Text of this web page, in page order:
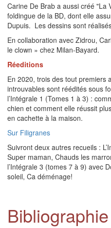
Carine De Brab a aussi créé "La
foldingue de la BD, dont elle
Dupuis. Les dessins sont
En collaboration avec Zidrou,
le clown » chez Milan-Bayard.
Réeditions
En 2020, trois des tout premiers
introuvables sont réédités sous
l’Intégrale 1 (Tomes 1 à 3) :
chien et comment elle réussit
en cachette à la maison.
Sur Filigranes
Suivront deux autres recueils :
Super maman, Chauds les
l’Intégrale 3 (tomes 7 à 9) avec
soleil, Ca déménage!
Bibliographie